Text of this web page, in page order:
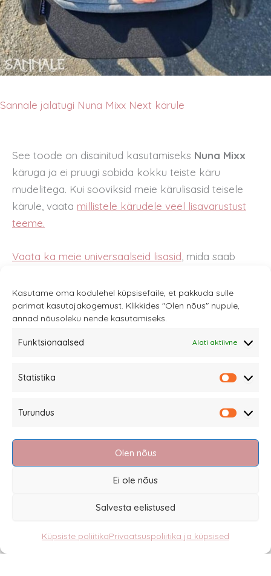
Kasutame oma kodulehel küpsisefaile, et pakkuda sulle
parimat kasutajakogemust. Klikkides "Olen nõus" nupule,
annad nõusoleku nende kasutamiseks.
Funktsionaalsed Alati aktiivne
Statistika
Turundus
Olen nõus
Ei ole nõus
Salvesta eelistused
Küpsiste poliitikaPrivaatsuspoliitika ja küpsised
Sannale jalatugi Nuna Mixx Next kärule
See toode on disainitud kasutamiseks Nuna Mixx
käruga ja ei pruugi sobida kokku teiste käru
mudelitega. Kui sooviksid meie kärulisasid teisele
kärule, vaata millistele kärudele veel lisavarustust
teeme.
Vaata ka meie universaalseid lisasid , mida saab
Müügitingimused
Kauba tagastamine